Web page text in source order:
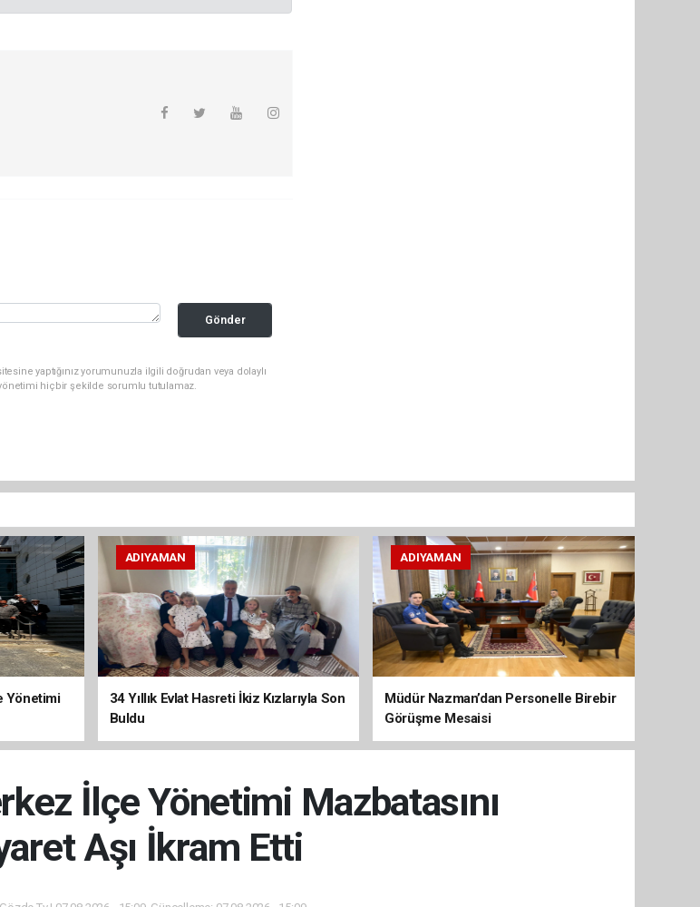
Gönder
yaptığınız yorumunuzla ilgili doğrudan veya dolaylı
hiçbir şekilde sorumlu tutulamaz.
Yönetimi
ADIYAMAN
34 Yıllık Evlat Hasreti İkiz Kızlarıyla Son
Buldu
ADIYAMAN
Müdür Nazman’dan Personelle Birebir
Görüşme Mesaisi
İlçe Yönetimi Mazbatasını
Aşı İkram Etti